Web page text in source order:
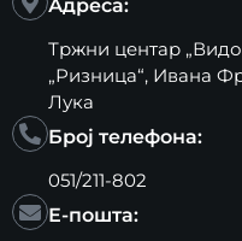
Адреса:
Тржни центар
„Ризница“, Ивана
Лука
Број телефона:
051/211-802
Е-пошта: